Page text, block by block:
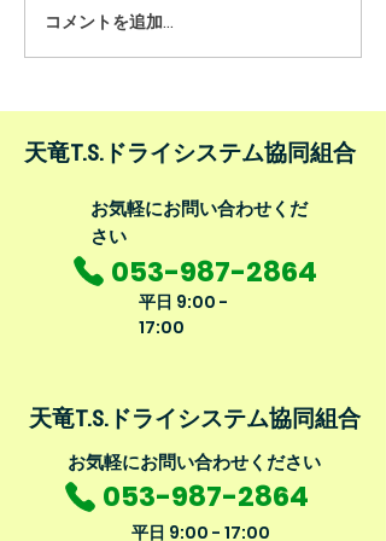
＜求人募集＞共に働いて
コメントを追加…
​天竜T.S.ドライシステム協同組合
053-987-2864
​お気軽にお問い合わせくだ
さい
平日 9:00 -
17:00
​天竜T.S.ドライシステム協同組合
053-987-2864
​お気軽にお問い合わせください
平日 9:00 - 17:00